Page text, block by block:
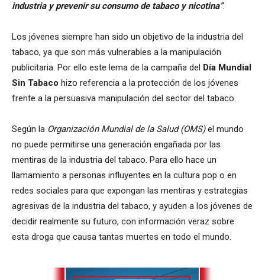
industria y prevenir su consumo de tabaco y nicotina”.
Los jóvenes siempre han sido un objetivo de la industria del
tabaco, ya que son más vulnerables a la manipulación
publicitaria. Por ello este lema de la campaña del Día Mundial
Sin Tabaco hizo referencia a la protección de los jóvenes
frente a la persuasiva manipulación del sector del tabaco.
Según la Organización Mundial de la Salud (OMS)el mundo
no puede permitirse una generación engañada por las
mentiras de la industria del tabaco. Para ello hace un
llamamiento a personas influyentes en la cultura pop o en
redes sociales para que expongan las mentiras y estrategias
agresivas de la industria del tabaco, y ayuden a los jóvenes de
decidir realmente su futuro, con información veraz sobre
esta droga que causa tantas muertes en todo el mundo.